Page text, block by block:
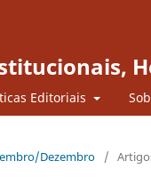
Editoriais
Dezembro /